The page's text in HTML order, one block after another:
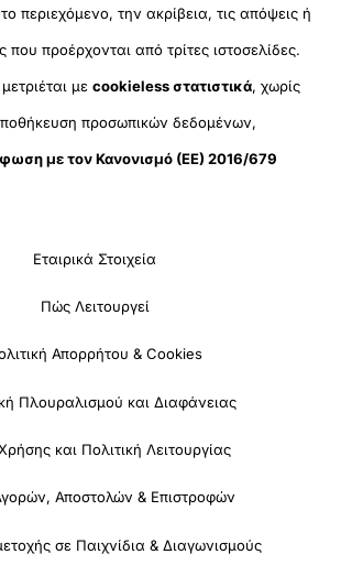
περιεχόμενο, την ακρίβεια, τις απόψεις ή
που προέρχονται από τρίτες ιστοσελίδες.
μεcookieless στατιστικά, χωρίς
προσωπικών δεδομένων,
με τον Κανονισμό (ΕΕ) 2016/679
Εταιρικά Στοιχεία
Πώς Λειτουργεί
Απορρήτου & Cookies
Πλουραλισμού και Διαφάνειας
και Πολιτική Λειτουργίας
Αποστολών & Επιστροφών
σε Παιχνίδια & Διαγωνισμούς